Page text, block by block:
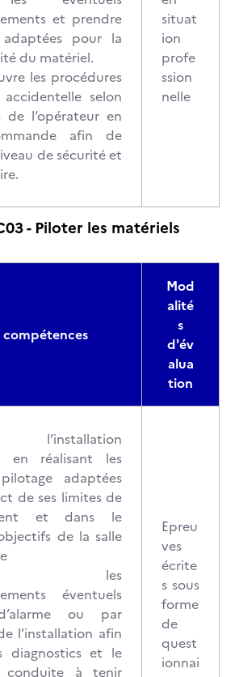
et prendre
adaptées pour la
du matériel.
les procédures
selon
de l’opérateur en
afin de
de sécurité et
situat
ion
profe
ssion
nelle
- Piloter les matériels
compétences
Mod
alité
s
d'év
alua
tion
l’installation
en réalisant les
adaptées
de ses limites de
et dans le
de la salle
les
éventuels
ou par
l’installation afin
diagnostics et le
conduite à tenir
Epreu
ves
écrite
s sous
forme
de
quest
ionnai